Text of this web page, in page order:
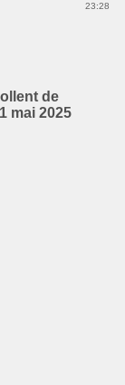
23:28
de
mai 2025